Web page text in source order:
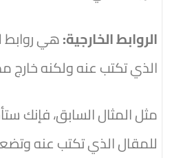
الروابط الخارجية:هي روابط
الذي تكتب عنه ولكنه خارج
مثل المثال السابق، فإنك
للمقال الذي تكتب عنه